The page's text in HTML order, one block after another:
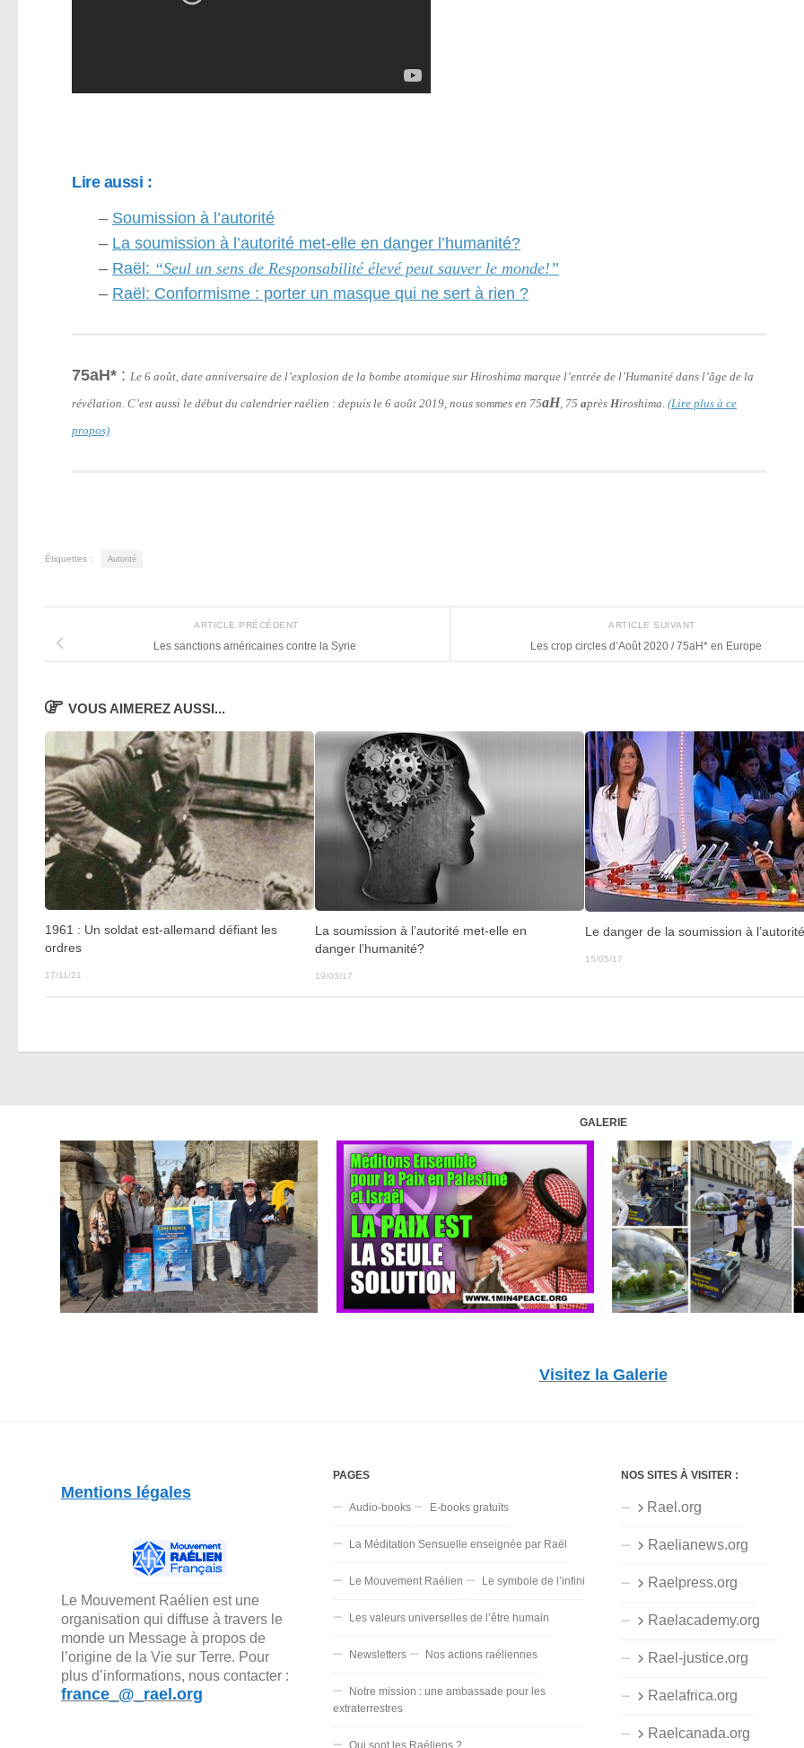
Lire aussi :
– Soumission à l’autorité
– La soumission à l’autorité met-elle en danger l’humanité?
– Raël: “Seul un sens de Responsabilité élevé peut sauver le monde!”
– Raël: Conformisme : porter un masque qui ne sert à rien ?
75aH* : Le 6 août, date anniversaire de l’explosion de la bombe atomique sur Hiroshima marque l’entrée de l’Humanité dans l’âge de la
révélation. C’est aussi le début du calendrier raélien : depuis le 6 août 2019, nous sommes en 75aH , 75 après Hiroshima. (Lire plus à ce
propos)
Étiquettes : Autorité
ARTICLE SUIVANT
Les crop circles d’Août 2020 / 75aH* en Europe
ARTICLE PRÉCÉDENT
Les sanctions américaines contre la Syrie
VOUS AIMEREZ AUSSI...
1961 : Un soldat est-allemand défiant les
ordres
17/11/21
La soumission à l’autorité met-elle en
danger l’humanité?
19/03/17
Le danger de la soumission à
15/05/17
GALERIE
Visitez la Galerie
Mentions légales
Le Mouvement Raélien est une
organisation qui diffuse à travers le
monde un Message à propos de
l’origine de la Vie sur Terre. Pour
plus d’informations, nous contacter :
france_@_rael.org
PAGES
Audio-books E-books gratuits
La Méditation Sensuelle enseignée par Raël
Le Mouvement Raélien Le symbole de l’infini
Les valeurs universelles de l’être humain
Newsletters Nos actions raéliennes
Notre mission : une ambassade pour les
extraterrestres
Qui sont les Raéliens ?
NOS SITES À VISITER :
Rael.org
Raelianews.org
Raelpress.org
Raelacademy.org
Rael-justice.org
Raelafrica.org
Raelcanada.org